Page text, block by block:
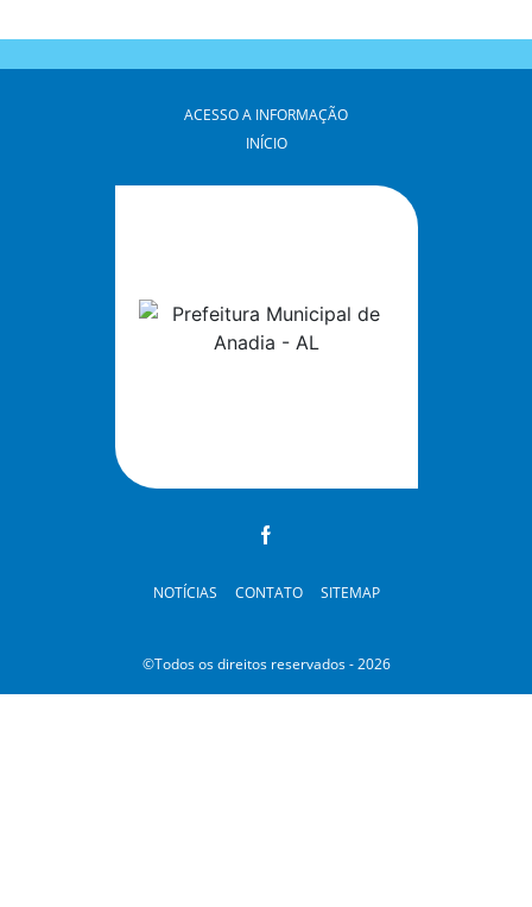
ACESSO A INFORMAÇÃO
INÍCIO
NOTÍCIAS CONTATO SITEMAP
©Todos os direitos reservados - 2026